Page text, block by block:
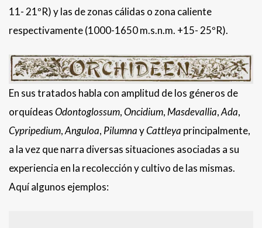
11- 21ºR) y las de zonas cálidas o zona caliente
respectivamente (1000-1650 m.s.n.m. +15- 25ºR).
En sus tratados habla con amplitud de los géneros de
orquídeasOdontoglossum,Oncidium,Masdevallia,Ada,
Cypripedium,Anguloa, PilumnayCattleya principalmente,
a la vez que narra diversas situaciones asociadas a su
experiencia en la recolección y cultivo de las mismas.
Aquí algunos ejemplos: